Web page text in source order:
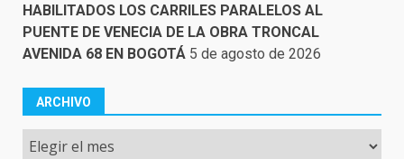
HABILITADOS LOS CARRILES PARALELOS AL
PUENTE DE VENECIA DE LA OBRA TRONCAL
AVENIDA 68 EN BOGOTÁ 5 de agosto de 2026
ARCHIVO
Archivo